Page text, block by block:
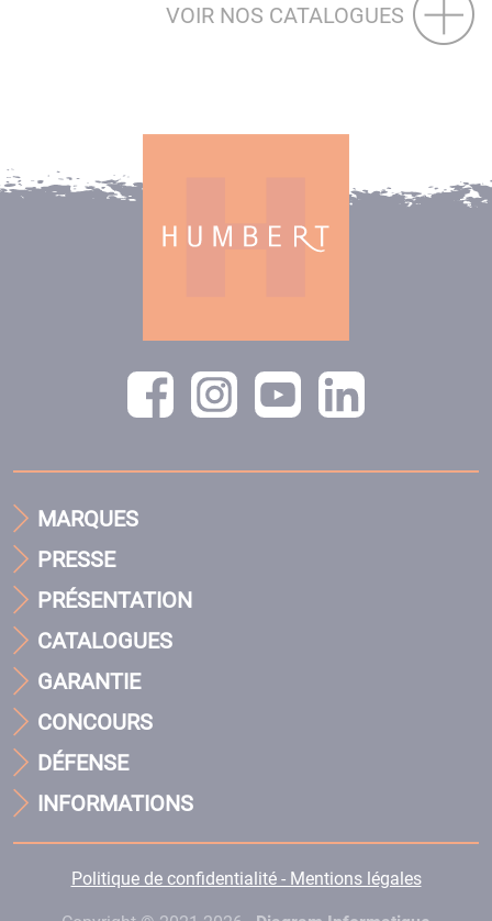
VOIR NOS CATALOGUES
MARQUES
PRESSE
PRÉSENTATION
CATALOGUES
GARANTIE
CONCOURS
DÉFENSE
INFORMATIONS
Politique de confidentialité - Mentions légales